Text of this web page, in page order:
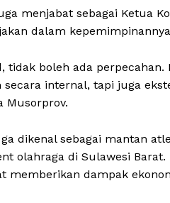
menjabat sebagai Ketua
dalam
tidak boleh ada
secara internal, tapi juga
Musorprov.
dikenal sebagai mantan
olahraga di Sulawesi
memberikan dampak